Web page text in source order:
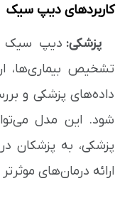
کاربردهای دیپ سیک
پزشکی: دیپ سیک
تشخیص بیماری‌ها،
داده‌های پزشکی و
شود. این مدل
پزشکی، به پزشکان
ارائه درمان‌های